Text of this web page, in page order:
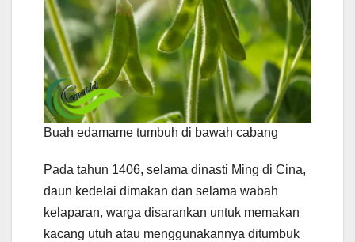
Buah edamame tumbuh di bawah cabang
Pada tahun 1406, selama dinasti Ming di Cina,
daun kedelai dimakan dan selama wabah
kelaparan, warga disarankan untuk memakan
kacang utuh atau menggunakannya ditumbuk